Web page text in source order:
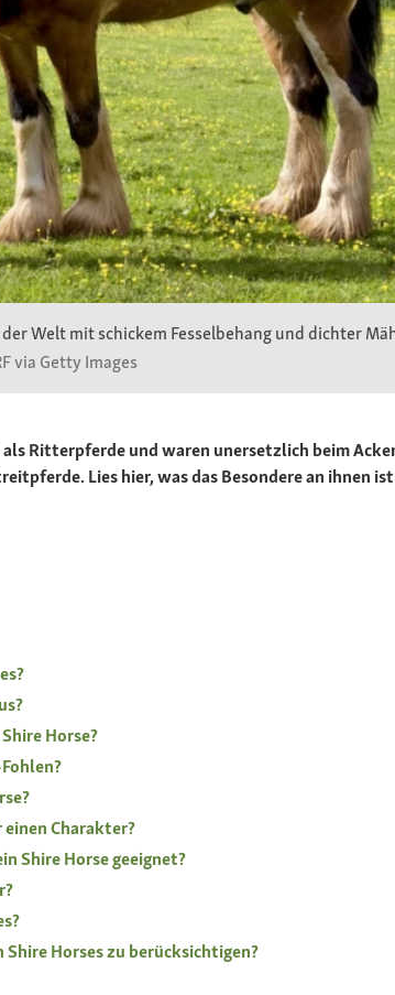
Welt mit schickem Fesselbehang und dichter
via Getty Images
Ritterpferde und waren unersetzlich beim
Lies hier, was das Besondere an ihnen
Horse?
Charakter?
Shire Horse geeignet?
Horses zu berücksichtigen?